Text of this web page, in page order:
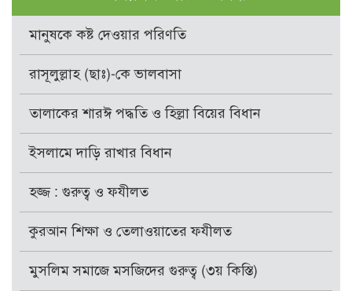
মানুষকে কষ্ট দেওয়ার পরিণতি
রাসূলুল্লাহ (ছাঃ)-কে ভালবাসা
তালাকের শারঈ পদ্ধতি ও হিল্লা বিয়ের বিধান
ইসলামে দাড়ি রাখার বিধান
হজ্জ : গুরুত্ব ও ফযীলত
কুরআন শিক্ষা ও তেলাওয়াতের ফযীলত
মুসলিম সমাজে মসজিদের গুরুত্ব (৩য় কিস্তি)